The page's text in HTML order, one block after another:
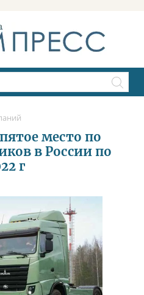
место по
в России по
г